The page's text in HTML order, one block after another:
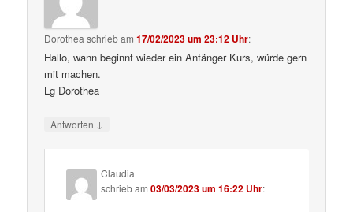
Dorotheaschriebam17/02/2023 um 23:12 Uhr:
Hallo, wann beginnt wieder ein Anfänger Kurs, würde gern
mit machen.
Lg Dorothea
Antworten ↓
Claudia
schriebam03/03/2023 um 16:22 Uhr: